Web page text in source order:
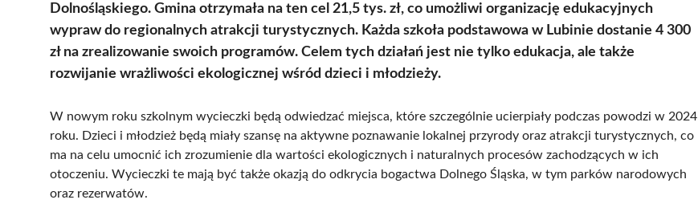
Dolnośląskiego. Gmina otrzymała na ten cel 21,5 tys. zł, co umożliwi organizację edukacyjnych
wypraw do regionalnych atrakcji turystycznych. Każda szkoła podstawowa w Lubinie dostanie 4 300
zł na zrealizowanie swoich programów. Celem tych działań jest nie tylko edukacja, ale także
rozwijanie wrażliwości ekologicznej wśród dzieci i młodzieży.
W nowym roku szkolnym wycieczki będą odwiedzać miejsca, które szczególnie ucierpiały podczas powodzi w 2024
roku. Dzieci i młodzież będą miały szansę na aktywne poznawanie lokalnej przyrody oraz atrakcji turystycznych, co
ma na celu umocnić ich zrozumienie dla wartości ekologicznych i naturalnych procesów zachodzących w ich
otoczeniu. Wycieczki te mają być także okazją do odkrycia bogactwa Dolnego Śląska, w tym parków narodowych
oraz rezerwatów.